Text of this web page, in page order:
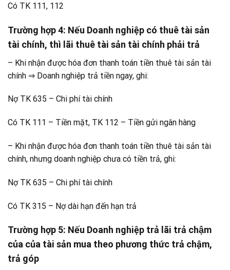
Có TK 111, 112
Trường hợp 4: Nếu Doanh nghiệp có thuê tài sản
tài chính, thì lãi thuê tài sản tài chính phải trả
– Khi nhận được hóa đơn thanh toán tiền thuê tài sản tài
chính ⇒ Doanh nghiệp trả tiền ngay, ghi:
Nợ TK 635 – Chi phí tài chính
Có TK 111 – Tiền mặt, TK 112 – Tiền gửi ngân hàng
– Khi nhận được hóa đơn thanh toán tiền thuê tài sản tài
chính, nhưng doanh nghiệp chưa có tiền trả, ghi:
Nợ TK 635 – Chi phí tài chính
Có TK 315 – Nợ dài hạn đến hạn trả
Trường hợp 5: Nếu Doanh nghiệp trả lãi trả chậm
của của tài sản mua theo phương thức trả chậm,
trả góp